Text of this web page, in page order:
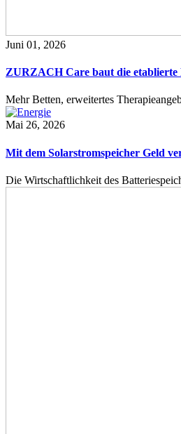
Juni 01, 2026
ZURZACH Care baut die
Mehr Betten, erweitertes
Mai 26, 2026
Mit dem Solarstromspeicher Geld
Die Wirtschaftlichkeit des